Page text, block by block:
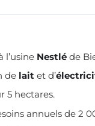
l’usine Nestlé de
de lait et d’
5 hectares.
annuels de 2